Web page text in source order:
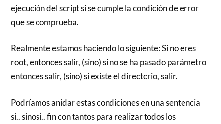
ejecución del script si se cumple la condición de error
que se comprueba.
Realmente estamos haciendo lo siguiente: Si no eres
root, entonces salir, (sino) si no se ha pasado parámetro
entonces salir, (sino) si existe el directorio, salir.
Podríamos anidar estas condiciones en una sentencia
si.. sinosi.. fin con tantos para realizar todos los